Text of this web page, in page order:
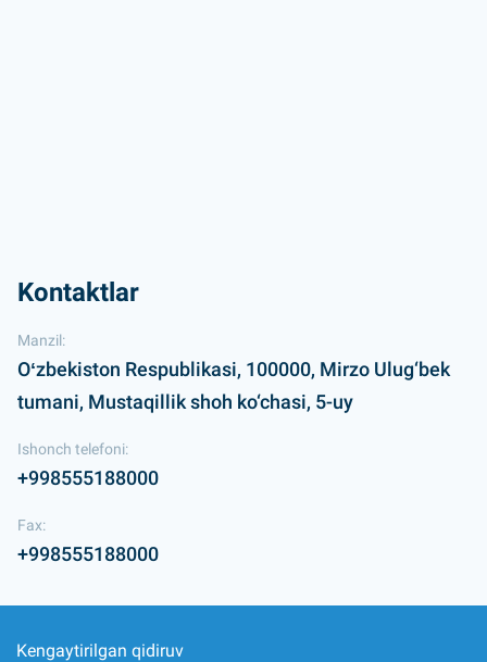
Kontaktlar
Manzil:
Oʻzbekiston Respublikasi, 100000, Mirzo Ulug‘bek
tumani, Mustaqillik shoh ko‘chasi, 5-uy
Ishonch telefoni:
+998555188000
Fax:
+998555188000
Kengaytirilgan qidiruv